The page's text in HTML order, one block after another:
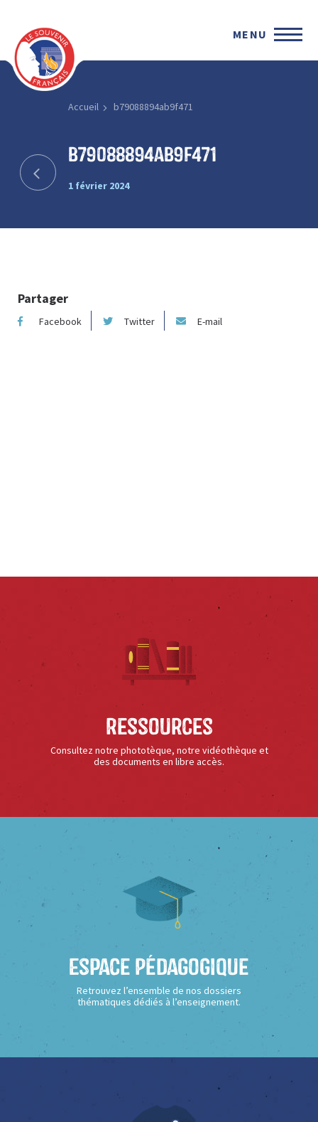
MENU
Accueil b79088894ab9f471
b79088894ab9f471
1 février 2024
Partager
Facebook Twitter E-mail
Ressources
Consultez notre phototèque, notre vidéothèque et
des documents en libre accès.
Espace Pédagogique
Retrouvez l’ensemble de nos dossiers
thématiques dédiés à l’enseignement.